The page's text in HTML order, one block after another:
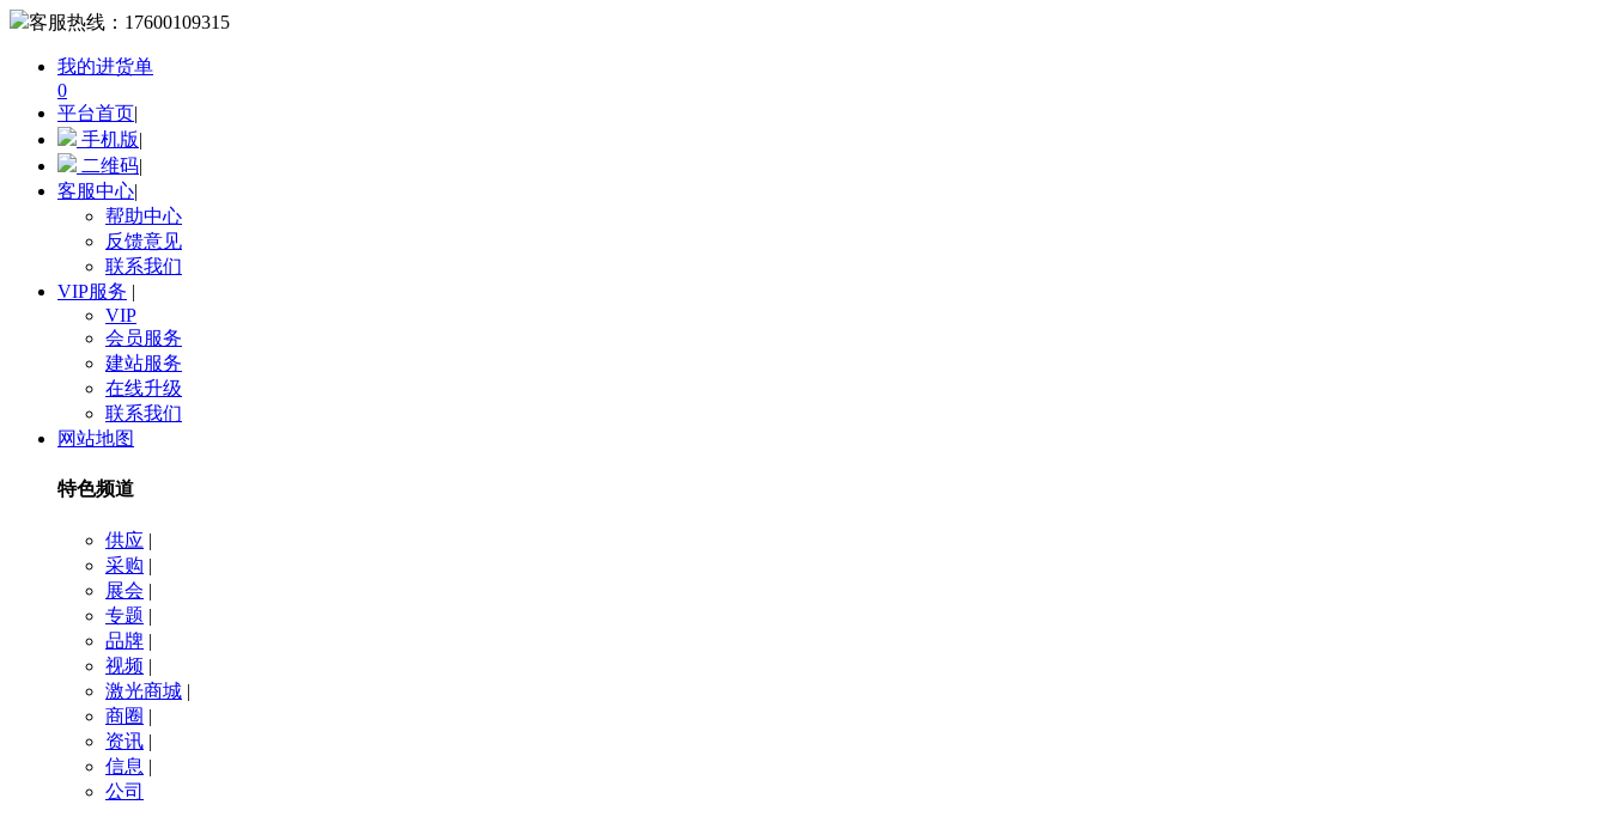
客服热线： 17600109315
我的进货单
0
平台首页|
手机版|
二维码|
客服中心|
帮助中心
反馈意见
联系我们
VIP服务 |
VIP
会员服务
建站服务
在线升级
联系我们
网站地图
特色频道
供应 |
采购 |
展会 |
专题 |
品牌 |
视频 |
激光商城 |
商圈 |
资讯 |
信息 |
公司